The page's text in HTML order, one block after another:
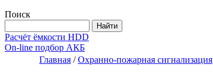
Поиск
Расчёт ёмкости HDD
On-line подбор АКБ
Главная / Охранно-пожарная сигнализация